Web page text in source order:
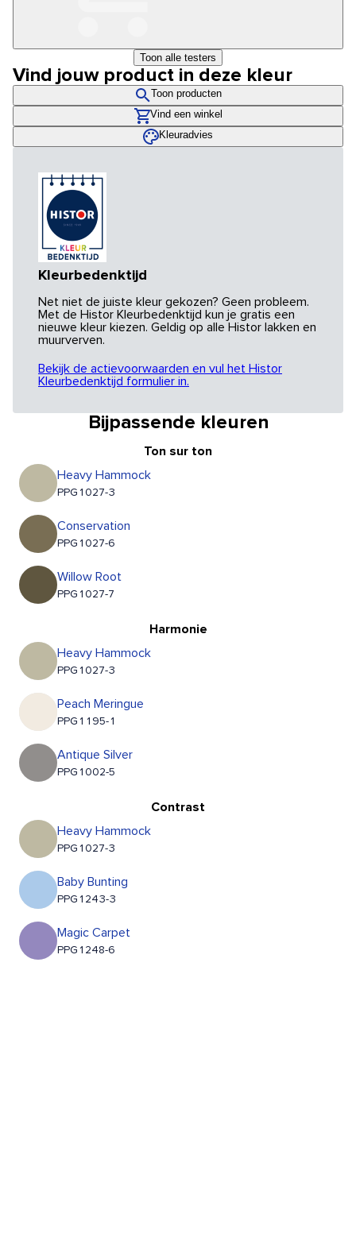
Toon alle testers
Vind jouw product in deze kleur
Toon producten
Vind een winkel
Kleuradvies
Kleurbedenktijd
Net niet de juiste kleur gekozen? Geen probleem.
Met de Histor Kleurbedenktijd kun je gratis een
nieuwe kleur kiezen. Geldig op alle Histor lakken en
muurverven.
Bekijk de actievoorwaarden en vul het Histor
Kleurbedenktijd formulier in.
Bijpassende kleuren
Ton sur ton
Heavy Hammock
PPG1027-3
Conservation
PPG1027-6
Willow Root
PPG1027-7
Harmonie
Heavy Hammock
PPG1027-3
Peach Meringue
PPG1195-1
Antique Silver
PPG1002-5
Contrast
Heavy Hammock
PPG1027-3
Baby Bunting
PPG1243-3
Magic Carpet
PPG1248-6